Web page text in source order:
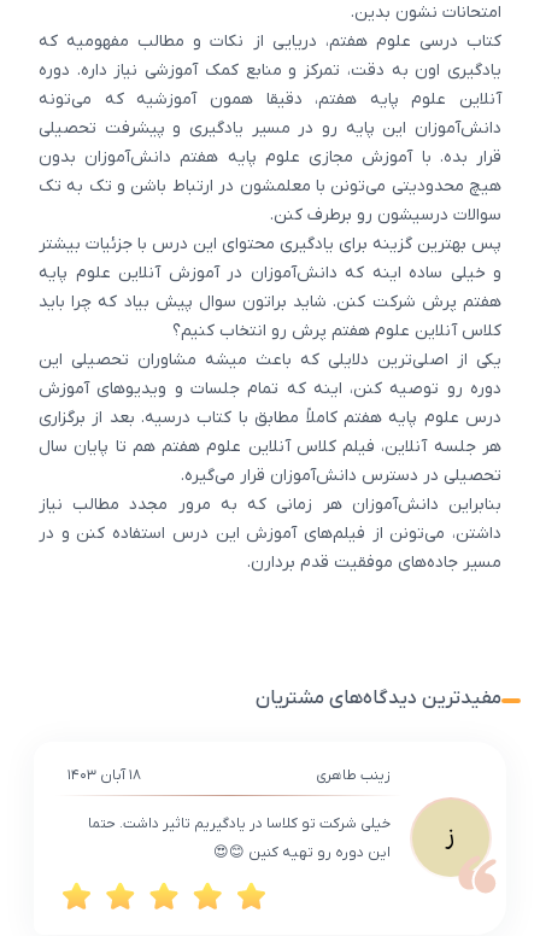
امتحانات نشون بدین.
کتاب درسی علوم هفتم، دریایی از نکات و مطالب مفهومیه که
یادگیری اون به دقت، تمرکز و منابع کمک آموزشی نیاز داره. دوره
آنلاین علوم پایه هفتم، دقیقا همون آموزشیه که می‌تونه
دانش‌آموزان این پایه رو در مسیر یادگیری و پیشرفت تحصیلی
قرار بده. با آموزش مجازی علوم پایه هفتم دانش‌آموزان بدون
هیچ محدودیتی می‌تونن با معلمشون در ارتباط باشن و تک به تک
سوالات درسیشون رو برطرف کنن.
پس بهترین گزینه برای یادگیری محتوای این درس با جزئیات بیشتر
و خیلی ساده اینه که دانش‌آموزان در آموزش آنلاین علوم پایه
هفتم پرش شرکت کنن. شاید براتون سوال پیش بیاد که چرا باید
کلاس‌ آنلاین علوم هفتم پرش رو انتخاب کنیم؟
یکی از اصلی‌ترین دلایلی که باعث میشه مشاوران تحصیلی این
دوره رو توصیه کنن، اینه که تمام جلسات و ویدیوهای آموزش
درس علوم پایه هفتم کاملاً مطابق با کتاب درسیه. بعد از برگزاری
هر جلسه آنلاین، فیلم کلاس آنلاین علوم هفتم هم تا پایان سال
تحصیلی در دسترس دانش‌آموزان قرار می‌گیره.
بنابراین دانش‌آموزان هر زمانی که به مرور مجدد مطالب نیاز
داشتن، می‌تونن از فیلم‌های آموزش این درس استفاده کنن و در
مسیر جاده‌های موفقیت قدم بردارن.
مفیدترین دیدگاه‌های مشتریان
ز
زینب طاهری ۱۸ آبان ۱۴۰۳
خیلی شرکت تو کلاسا در یادگیریم تاثیر داشت. حتما
این دوره رو تهیه کنین 😊😍